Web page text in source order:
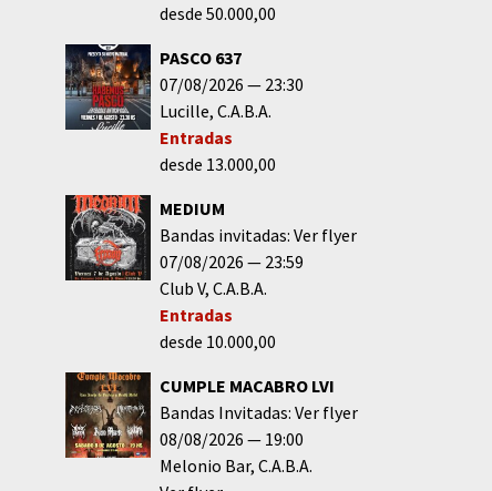
desde 50.000,00
PASCO 637
07/08/2026
23:30
Lucille C.A.B.A.
Entradas
desde 13.000,00
MEDIUM
Bandas invitadas: Ver flyer
07/08/2026
23:59
Club V C.A.B.A.
Entradas
desde 10.000,00
CUMPLE MACABRO LVI
Bandas Invitadas: Ver flyer
08/08/2026
19:00
Melonio Bar C.A.B.A.